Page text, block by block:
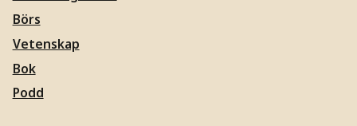
Börs
Vetenskap
Bok
Podd